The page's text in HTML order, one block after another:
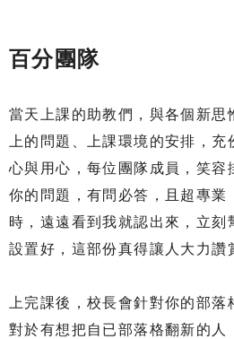
百分團隊
當天上課的助教們，與各個新思
上的問題、上課環境的安排，
心與用心，每位團隊成員，笑容
你的問題，有問必答，且超專業
時，遠遠看到我就認出來，立刻
設置好，這部份真得讓人大力讚
上完課後，校長會針對你的部落
對於有想把自已部落格翻新的人